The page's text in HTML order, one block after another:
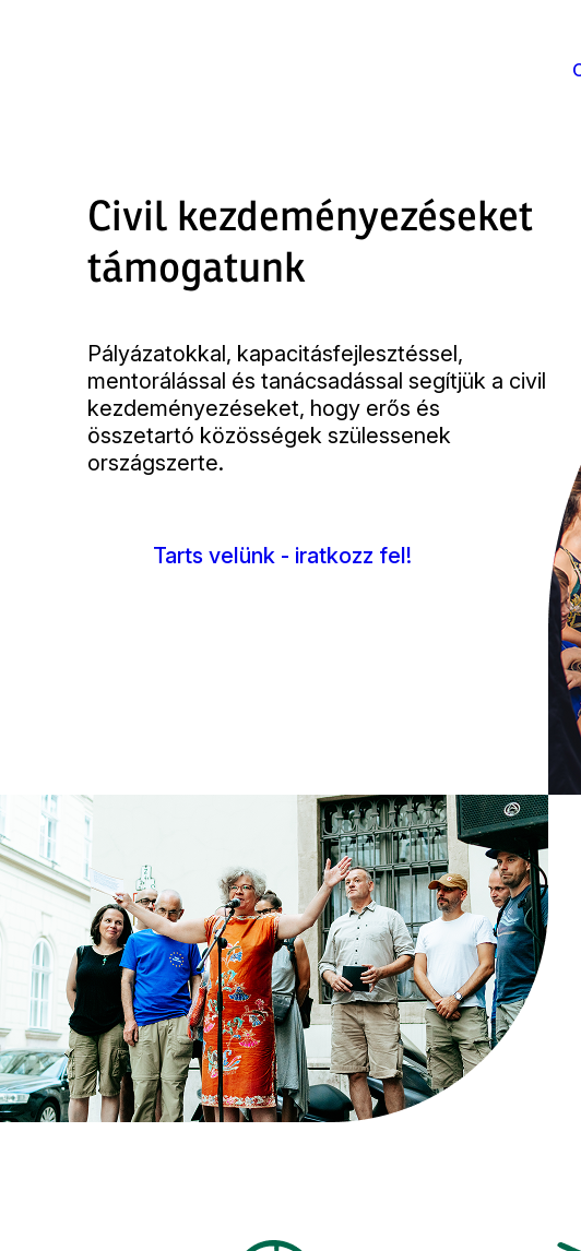
Civil kezdeményezéseket
támogatunk
Pályázatokkal, kapacitásfejlesztéssel,
mentorálással és tanácsadással segítjük a civil
kezdeményezéseket, hogy erős és
összetartó közösségek szülessenek
országszerte.
Tarts velünk - iratkozz fel!